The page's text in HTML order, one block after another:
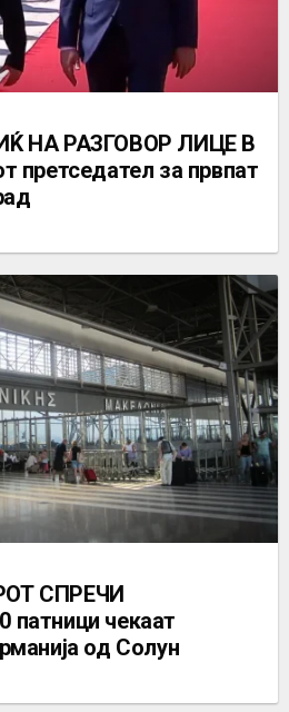
НА РАЗГОВОР ЛИЦЕ В
претседател за првпат
СПРЕЧИ
чекаат
од Солун